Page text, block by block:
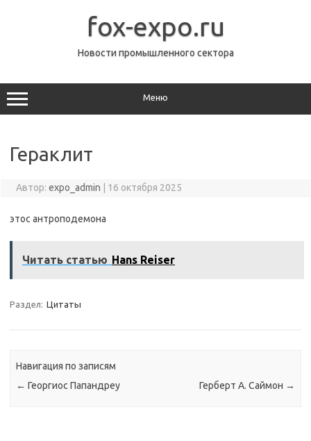
fox-expo.ru
Новости промышленного сектора
Меню
Гераклит
Автор: expo_admin 16 октября 2025
этос антроподемона
Читать статью Hans Reiser
Раздел: Цитаты
Навигация по записям
← Георгиос Папандреу Герберт А. Саймон →